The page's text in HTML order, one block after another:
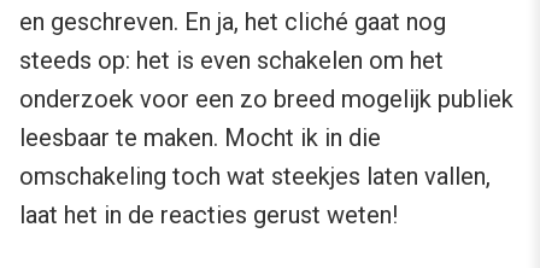
en geschreven. En ja, het cliché gaat nog
steeds op: het is even schakelen om het
onderzoek voor een zo breed mogelijk publiek
leesbaar te maken. Mocht ik in die
omschakeling toch wat steekjes laten vallen,
laat het in de reacties gerust weten!